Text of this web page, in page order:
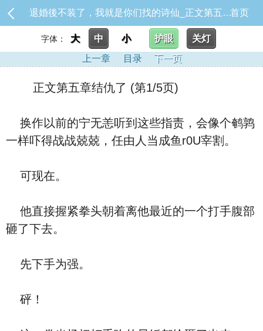
退婚後不装了，我就是你们找的诗仙_正文第五章结仇了首页
字体： 大 中 小 护眼
关灯
上一章
目录 下一页
正文第五章结仇了 (第1/5页)
换作以前的宁无恙听到这些指责，会像个鹌鹑
一样吓得战战兢兢，任由人当成鱼r0U宰割。
可现在。
他直接握紧拳头朝着离他最近的一个打手腹部
砸了下去。
先下手为强。
砰！